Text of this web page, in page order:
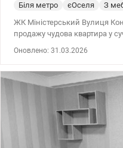
Біля метро єОселя З
ЖК Міністерський Вулиця
продажу чудова квартира у
велику кухню-вітальню,
здійснено сучасний ремонт
і вона повністю мебльована
побутовою технікою. Вікна
забезпечує приємне
променями сонця. Будинок
Оновлено: 31.03.2026